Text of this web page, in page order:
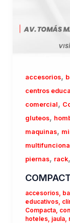
accesorios,
centros
comercial,
gluteos,
maquinas,
piernas, rack,
accesorios,
educativos,
Compacta,
hoteles, jaula,